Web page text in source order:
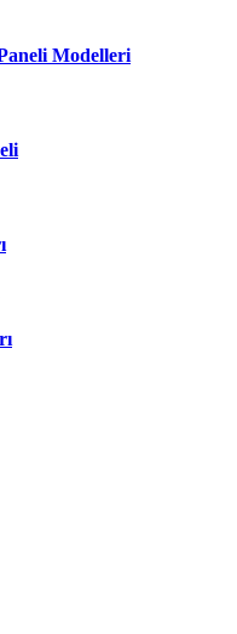
Modelleri